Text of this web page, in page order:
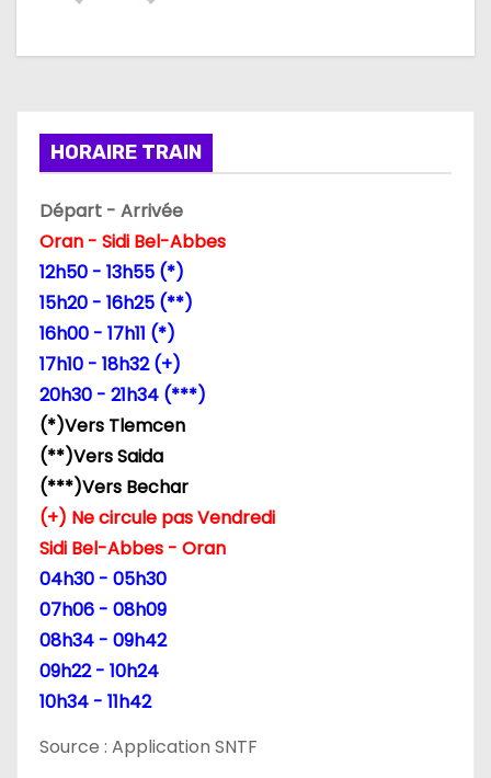
o
n
d
e
a
r
t
c
e
HORAIRE TRAIN
Départ - Arrivée
Oran - Sidi Bel-Abbes
12h50 - 13h55 (*)
15h20 - 16h25 (**)
16h00 - 17h11 (*)
17h10 - 18h32 (+)
20h30 - 21h34 (***)
(*)Vers Tlemcen
(**)Vers Saida
(***)Vers Bechar
(+) Ne circule pas Vendredi
Sidi Bel-Abbes - Oran
04h30 - 05h30
07h06 - 08h09
08h34 - 09h42
09h22 - 10h24
10h34 - 11h42
Source : Application SNTF